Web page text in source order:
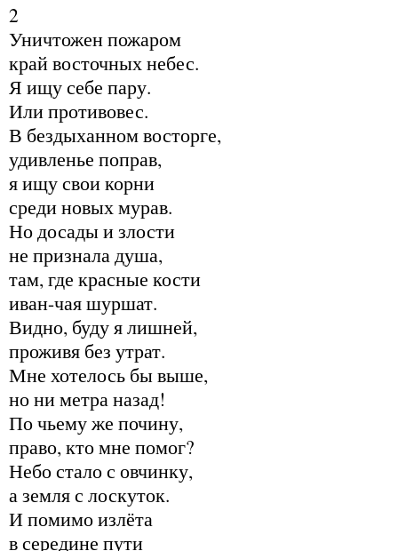
2
Уничтожен пожаром
край восточных небес.
Я ищу себе пару.
Или противовес.
В бездыханном восторге,
удивленье поправ,
я ищу свои корни
среди новых мурав.
Но досады и злости
не признала душа,
там, где красные кости
иван-чая шуршат.
Видно, буду я лишней,
проживя без утрат.
Мне хотелось бы выше,
но ни метра назад!
По чьему же почину,
право, кто мне помог?
Небо стало с овчинку,
а земля с лоскуток.
И помимо излёта
в середине пути